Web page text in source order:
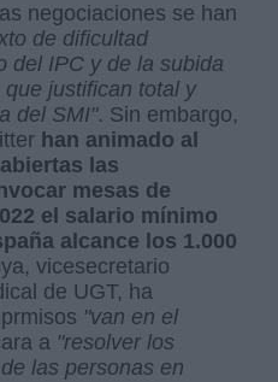
negociaciones se han
de dificultad
del IPC y de la subida
justifican total y
del SMI". Sin embargo,
han animado al
las
mesas de
el salario mínimo
alcance los 1.000
vicesecretario
de UGT, ha
"van en el
a "resolver los
las personas en